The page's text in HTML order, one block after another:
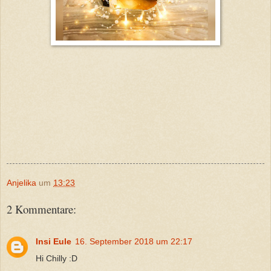
Anjelika um 13:23
2 Kommentare:
Insi Eule 16. September 2018 um 22:17
Hi Chilly :D